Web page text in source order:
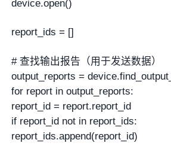
device.open()
report_ids = []
# 查找输出报告（用于发送数据）
output_reports =
for report in output_reports:
report_id = report.report_id
if report_id not in report_ids:
report_ids.append(report_id)